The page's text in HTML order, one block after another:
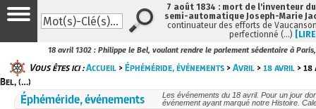
18 avril 1302 : Philippe le Bel, voulant rendre le parlement sédentaire à
Vous êtes ici :Accueil >Éphéméride, événements >Avril >18 avril >
Bel, (…)
Éphéméride, événements
Les événements du 18 avril. Pour un jour
événement ayant marqué notre Histoire.
7 août 1834 : mort de l'inventeur
semi-automatique Joseph-Marie
continuateur des efforts de
perfectionné (…)